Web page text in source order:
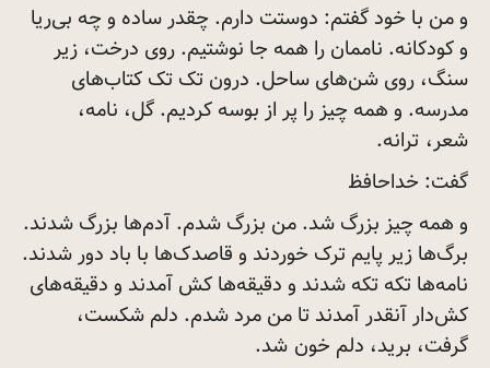
و من با خود گفتم: دوستت دارم. چقدر ساده و چه بی‌ریا
و کودکانه. ناممان را همه جا نوشتیم. روی درخت، زیر
سنگ، روی شن‌های ساحل. درون تک تک کتاب‌های
مدرسه. و همه چیز را پر از بوسه کردیم. گل، نامه،
شعر، ترانه.
گفت:‌ خداحافظ
و همه چیز بزرگ شد. من بزرگ شدم. آدم‌ها بزرگ شدند.
برگ‌ها زیر پایم ترک خوردند و قاصدک‌ها با باد دور شدند.
نامه‌ها تکه تکه شدند و دقیقه‌ها کش آمدند و دقیقه‌های
کش‌دار آنقدر آمدند تا من مرد شدم. دلم شکست،
گرفت، برید، دلم خون شد.